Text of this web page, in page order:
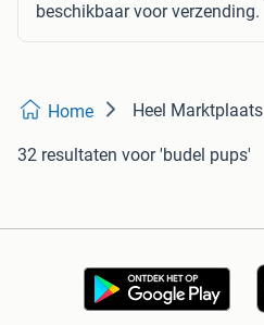
beschikbaar voor verzending.
Home Heel Marktplaats
32 resultaten voor 'budel pups'